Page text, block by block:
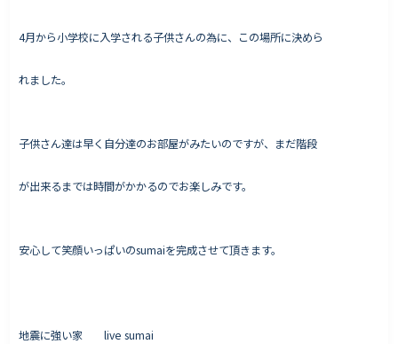
4月から小学校に入学される子供さんの為に、この場所に決めら
れました。
子供さん達は早く自分達のお部屋がみたいのですが、まだ階段
が出来るまでは時間がかかるのでお楽しみです。
安心して笑顔いっぱいのsumaiを完成させて頂きます。
地震に強い家 live sumai